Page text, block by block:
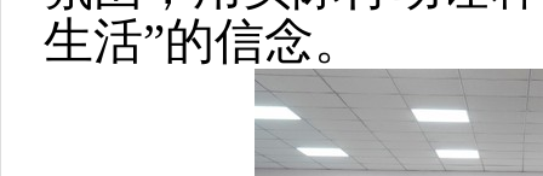
生活”的信念。